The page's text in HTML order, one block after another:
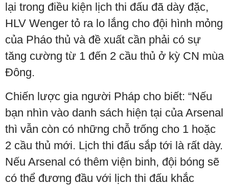
lại trong điều kiện lịch thi đấu đã dày đặc,
HLV Wenger tỏ ra lo lắng cho đội hình mỏng
của Pháo thủ và đề xuất cần phải có sự
tăng cường từ 1 đến 2 cầu thủ ở kỳ CN mùa
Đông.
Chiến lược gia người Pháp cho biết: “Nếu
bạn nhìn vào danh sách hiện tại của Arsenal
thì vẫn còn có những chỗ trống cho 1 hoặc
2 cầu thủ mới. Lịch thi đấu sắp tới là rất dày.
Nếu Arsenal có thêm viện binh, đội bóng sẽ
có thể đương đầu với lịch thi đấu khắc